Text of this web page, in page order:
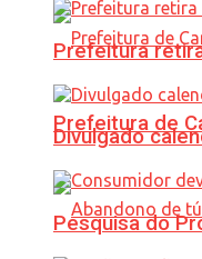
Prefeitura de
Prefeitura
Divulgado
Pesquisa do